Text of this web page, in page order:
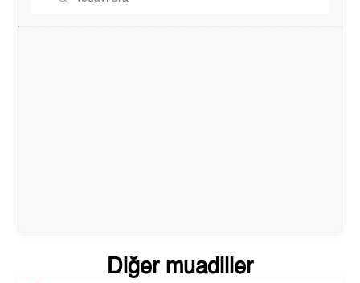
Diğer muadiller